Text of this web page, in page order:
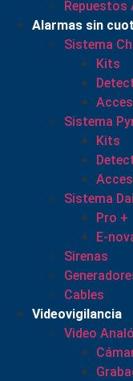
Repuestos
Alarmas sin
Sistema
Kits
Sistema
Kits
Sistema
Pro +
E-
Sirenas
Cables
Videovigilancia
Video